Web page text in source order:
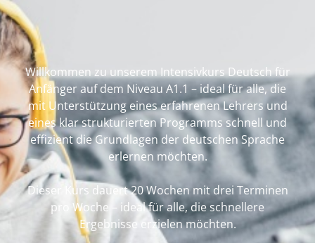
Willkommen zu unserem Intensivkurs Deutsch für
Anfänger auf dem Niveau A1.1 – ideal für alle, die
mit Unterstützung eines erfahrenen Lehrers und
eines klar strukturierten Programms schnell und
effizient die Grundlagen der deutschen Sprache
erlernen möchten.
Dieser Kurs dauert 20 Wochen mit drei Terminen
pro Woche – ideal für alle, die schnellere
Ergebnisse erzielen möchten.